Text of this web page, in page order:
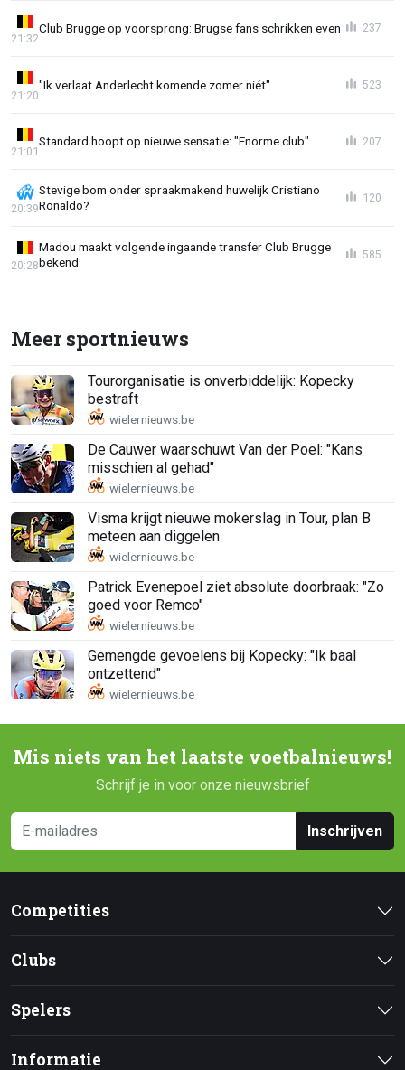
Club Brugge op voorsprong: Brugse fans schrikken even
21:32
237
"Ik verlaat Anderlecht komende zomer niét"
21:20
523
Standard hoopt op nieuwe sensatie: "Enorme club"
21:01
207
Stevige bom onder spraakmakend huwelijk Cristiano
Ronaldo?
20:39
120
Madou maakt volgende ingaande transfer Club Brugge
bekend
20:28
585
Meer sportnieuws
Tourorganisatie is onverbiddelijk: Kopecky
bestraft
De Cauwer waarschuwt Van der Poel: "Kans
misschien al gehad"
Visma krijgt nieuwe mokerslag in Tour, plan B
meteen aan diggelen
Patrick Evenepoel ziet absolute doorbraak: "Zo
goed voor Remco"
Gemengde gevoelens bij Kopecky: "Ik baal
ontzettend"
Mis niets van het laatste voetbalnieuws!
Schrijf je in voor onze nieuwsbrief
Inschrijven
Competities
Clubs
Spelers
Informatie